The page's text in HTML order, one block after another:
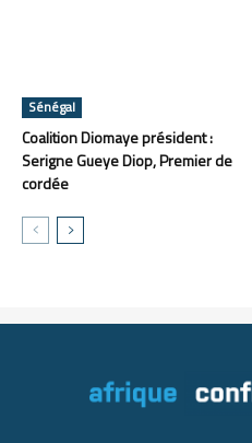
Sénégal
Coalition Diomaye président :
Serigne Gueye Diop, Premier de
cordée